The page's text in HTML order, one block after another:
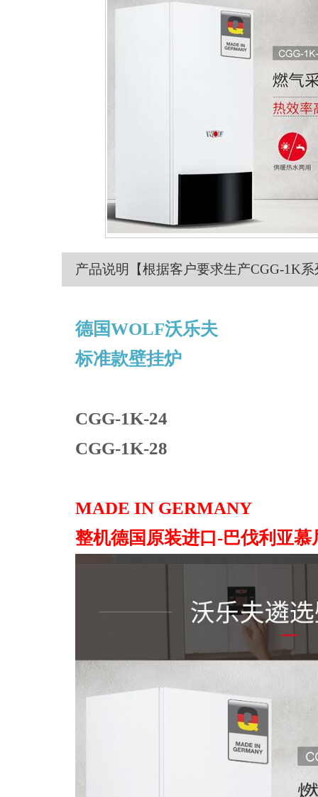
产品说明 【根据客户要求生产CGG-1K
德国WOLF沃乐夫
标准款壁挂炉
CGG-1K-24
CGG-1K-28
MADE IN GERMANY
整机德国原装进口-巴伐利亚慕